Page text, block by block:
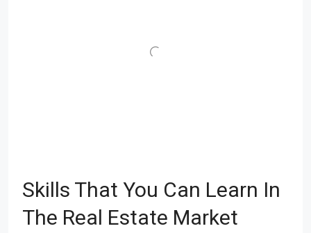
Skills That You Can Learn In
The Real Estate Market